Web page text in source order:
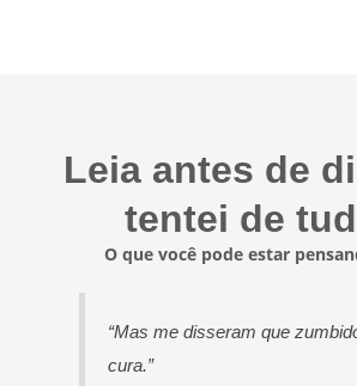
Leia antes de
tentei de
O que você pode estar
“Mas me disseram que
cura.”